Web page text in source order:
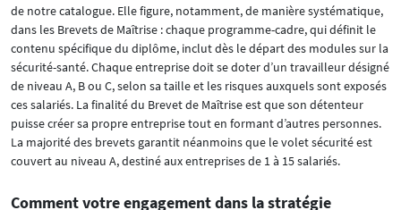
de notre catalogue. Elle figure, notamment, de manière systématique,
dans les Brevets de Maîtrise : chaque programme-cadre, qui définit le
contenu spécifique du diplôme, inclut dès le départ des modules sur la
sécurité-santé. Chaque entreprise doit se doter d’un travailleur désigné
de niveau A, B ou C, selon sa taille et les risques auxquels sont exposés
ces salariés. La finalité du Brevet de Maîtrise est que son détenteur
puisse créer sa propre entreprise tout en formant d’autres personnes.
La majorité des brevets garantit néanmoins que le volet sécurité est
couvert au niveau A, destiné aux entreprises de 1 à 15 salariés.
Comment votre engagement dans la stratégie